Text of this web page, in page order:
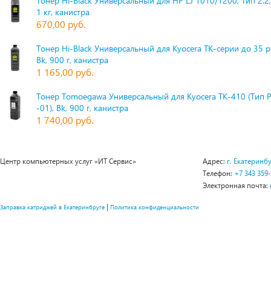
1 кг, канистра
670,00 руб.
Тонер Hi-Black Универсальный для Kyocera TK-серии до 35
Bk, 900 г, канистра
1 165,00 руб.
Тонер Tomoegawa Универсальный для Kyocera TK-410 (Тип
-01), Bk, 900 г, канистра
1 740,00 руб.
Центр компьютерных услуг «ИТ Сервис» Адрес: г.
Телефон: +7 343
Электронная почта:
Заправка катриджей в Екатеринбруге | Политика конфиденциальности